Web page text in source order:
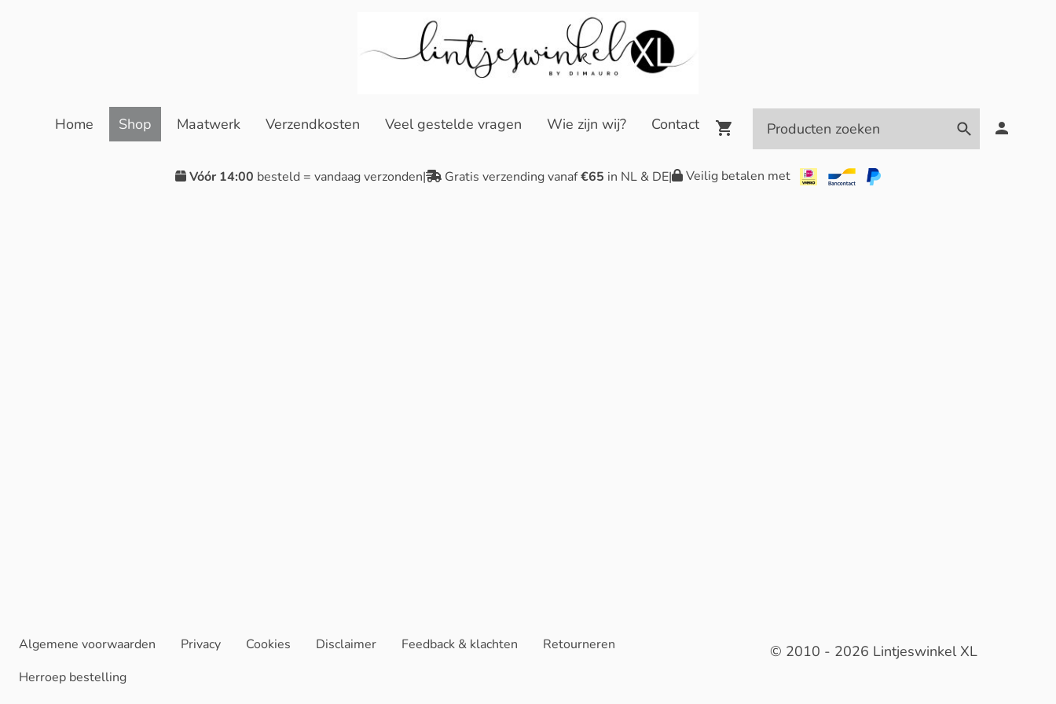
Home Shop Maatwerk Verzendkosten Veel gestelde vragen Wie zijn wij? Contact
Vóór 14:00 besteld = vandaag verzonden| Gratis verzending vanaf€65 in NL & DE| Veilig betalen met
Algemene voorwaarden Privacy Cookies Disclaimer Feedback & klachten
Retourneren
Herroep bestelling
© 2010 - 2026 Lintjeswinkel XL